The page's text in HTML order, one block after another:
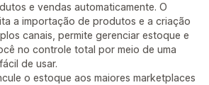
e vendas automaticamente. O
a importação de produtos e a criação
canais, permite gerenciar estoque e
no controle total por meio de uma
de usar.
o estoque aos maiores marketplaces